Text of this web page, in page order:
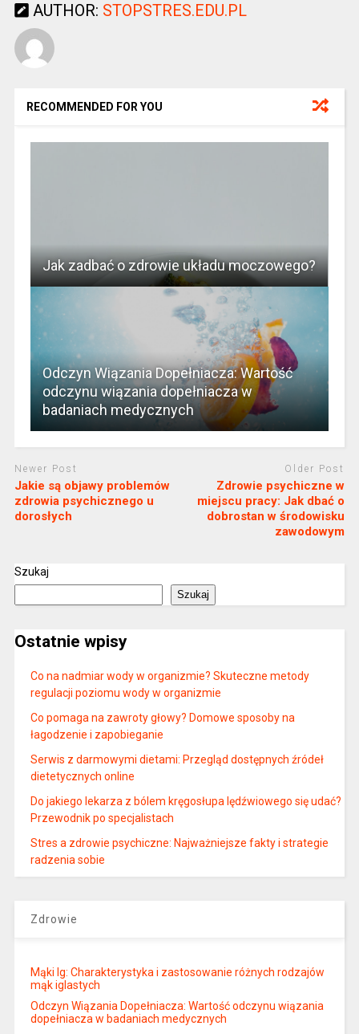
AUTHOR: STOPSTRES.EDU.PL
RECOMMENDED FOR YOU
Jak zadbać o zdrowie układu moczowego?
Odczyn Wiązania Dopełniacza: Wartość
odczynu wiązania dopełniacza w
badaniach medycznych
Newer Post
Jakie są objawy problemów
zdrowia psychicznego u
dorosłych
Older Post
Zdrowie psychiczne w
miejscu pracy: Jak dbać o
dobrostan w środowisku
zawodowym
Szukaj
Szukaj
Ostatnie wpisy
Co na nadmiar wody w organizmie? Skuteczne metody
regulacji poziomu wody w organizmie
Co pomaga na zawroty głowy? Domowe sposoby na
łagodzenie i zapobieganie
Serwis z darmowymi dietami: Przegląd dostępnych źródeł
dietetycznych online
Do jakiego lekarza z bólem kręgosłupa lędźwiowego się udać?
Przewodnik po specjalistach
Stres a zdrowie psychiczne: Najważniejsze fakty i strategie
radzenia sobie
Zdrowie
Mąki Ig: Charakterystyka i zastosowanie różnych rodzajów
mąk iglastych
Odczyn Wiązania Dopełniacza: Wartość odczynu wiązania
dopełniacza w badaniach medycznych